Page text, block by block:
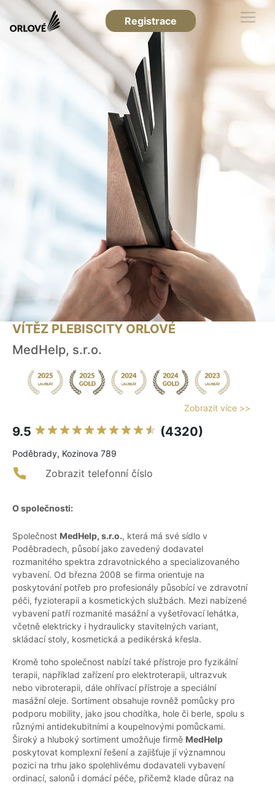
Registrace
VÍTĚZ PLEBISCITY ORLOVÉ
MedHelp, s.r.o.
Zobrazit více >>
9.5 (4320)
Poděbrady, Kozinova 789
Zobrazit telefonní číslo
O společnosti:
Společnost MedHelp, s.r.o., která má své sídlo v
Poděbradech, působí jako zavedený dodavatel
rozmanitého spektra zdravotnického a specializovaného
vybavení. Od března 2008 se firma orientuje na
poskytování potřeb pro profesionály působící ve zdravotní
péči, fyzioterapii a kosmetických službách. Mezi nabízené
vybavení patří rozmanité masážní a vyšetřovací lehátka,
včetně elektricky i hydraulicky stavitelných variant,
skládací stoly, kosmetická a pedikérská křesla.
Kromě toho společnost nabízí také přístroje pro fyzikální
terapii, například zařízení pro elektroterapii, ultrazvuk
nebo vibroterapii, dále ohřívací přístroje a speciální
masážní oleje. Sortiment obsahuje rovněž pomůcky pro
podporu mobility, jako jsou chodítka, hole či berle, spolu s
různými antidekubitními a koupelnovými pomůckami.
Široký a hluboký sortiment umožňuje firmě MedHelp
poskytovat komplexní řešení a zajišťuje jí významnou
pozici na trhu jako spolehlivému dodavateli vybavení
ordinací, salonů i domácí péče, přičemž klade důraz na